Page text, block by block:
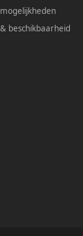
beschikbaarheid